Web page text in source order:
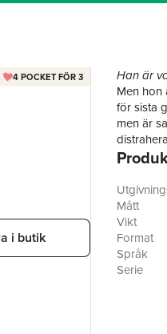
4 POCKET FÖR 3
i butik
Han är
Men hon
för sista
men är
skolans
allergisk
han
någon
värd
en av
Mått
Vikt
Format
Språk
Serie